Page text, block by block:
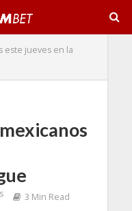
este jueves en la
3 Min Read